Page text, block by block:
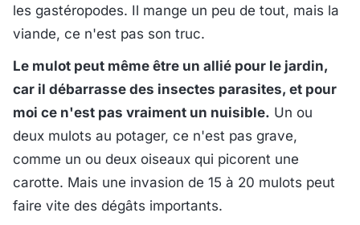
les gastéropodes. Il mange un peu de tout, mais la
viande, ce n'est pas son truc.
Le mulot peut même être un allié pour le jardin,
car il débarrasse des insectes parasites, et pour
moi ce n'est pas vraiment un nuisible. Un ou
deux mulots au potager, ce n'est pas grave,
comme un ou deux oiseaux qui picorent une
carotte. Mais une invasion de 15 à 20 mulots peut
faire vite des dégâts importants.